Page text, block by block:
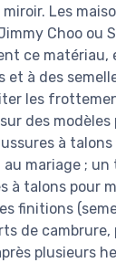
Les
Choo ou
ce matériau,
et à des
les
des modèles
à
au mariage ;
à talons pour
finitions
de cambrure,
plusieurs